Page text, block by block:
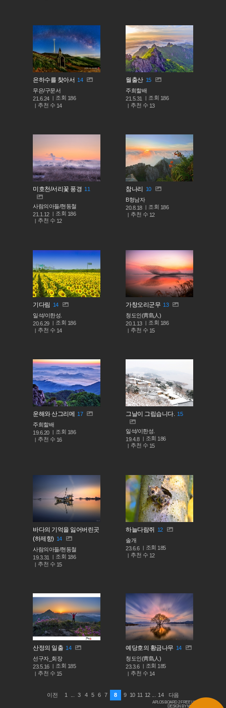
은하수를 찾아서 14
무은/구문서
21.6.24
조회 186
추천 수 14
월출산 15
주희할배
21.5.31
조회 186
추천 수 13
미호천/서리꽃 풍경 11
사람의아들/현동철
21.1.12
조회 186
추천 수 12
참나리
10
B형남자
20.8.18
조회 186
추천 수 12
기다림
14
일석/이한성.
20.6.29
조회 186
추천 수 14
가창오리군무 13
청도인(靑島人)
20.1.13
조회 186
추천 수 15
운해와 산그리메
17
주희할배
19.6.20
조회 186
추천 수 16
그날이 그립습니다. 15
일석/이한성.
19.4.8
조회 186
추천 수 15
바다의 기억을 잃어버린곳
(하제항) 14
사람의아들/현동철
19.3.31
조회 186
추천 수 15
하늘다람쥐
12
솔개
23.6.6
조회 185
추천 수 12
산정의 일출 14
선구자_회장
23.5.16
조회 185
추천 수 15
예당호의 황금나무 14
청도인(靑島人)
23.3.6
조회 185
추천 수 14
이전 1 3 4 5 6 7 8 9 10 11 12 14 다음
APLOS BOARD 2 FREE LICENSE
DESIGN BY MACARON